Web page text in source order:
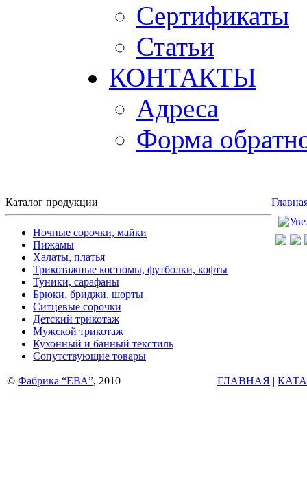
Сертификаты
Статьи
КОНТАКТЫ
Адреса
Форма
Каталог продукции
Ночные сорочки, майки
Пижамы
Халаты, платья
Трикотажные костюмы, футболки, кофты
Туники, сарафаны
Брюки, бриджи, шорты
Ситцевые сорочки
Детский трикотаж
Мужской трикотаж
Кухонный и банный текстиль
Сопутствующие товары
© Фабрика “ЕВА”, 2010 ГЛАВНАЯ |